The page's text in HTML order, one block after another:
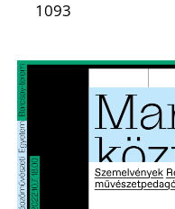
1093